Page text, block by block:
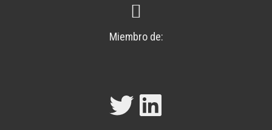
Miembro de:
Twitter
LinkedIn